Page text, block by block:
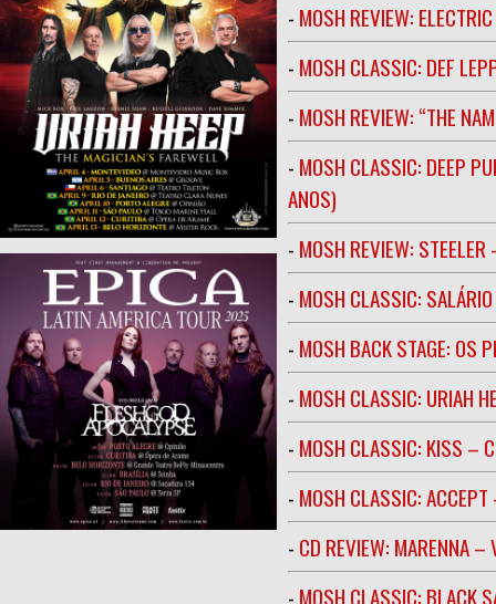
- MOSH REVIEW:
- MOSH CLASSIC: DEF
- MOSH REVIEW: “THE
- MOSH CLASSIC: DEEP
ANOS)
- MOSH REVIEW: STEELER
- MOSH CLASSIC:
- MOSH BACK STAGE: OS
- MOSH CLASSIC: URIAH
- MOSH CLASSIC: KISS –
- MOSH CLASSIC:
- CD REVIEW: MARENNA –
- MOSH CLASSIC: BLACK